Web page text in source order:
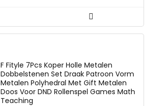
F Fityle 7Pcs Koper Holle Metalen
Dobbelstenen Set Draak Patroon Vorm
Metalen Polyhedral Met Gift Metalen
Doos Voor DND Rollenspel Games Math
Teaching